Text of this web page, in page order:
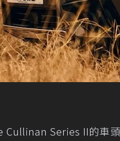
Cullinan Series II的車